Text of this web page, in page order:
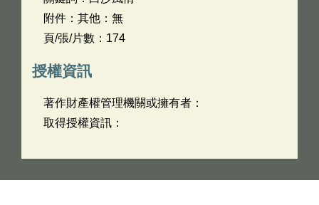
附件：其他：無
頁/張/片數：174
授權資訊
著作財產權管理機關或擁有者：
取得授權資訊：